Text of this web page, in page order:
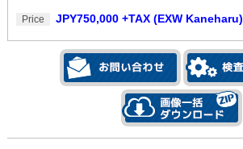
Price JPY750,000 +TAX (EXW Kaneharu)